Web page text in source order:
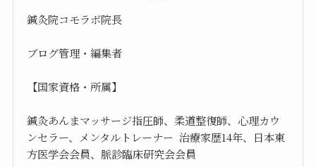
鍼灸院コモラボ院長
ブログ管理・編集者
【国家資格・所属】
鍼灸あんまマッサージ指圧師、柔道整復師、心理カウ
ンセラー、メンタルトレーナー 治療家歴14年、日本東
方医学会会員、脈診臨床研究会会員